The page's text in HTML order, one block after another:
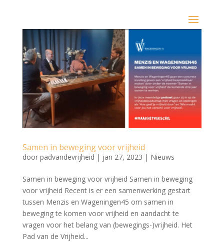
Samen in beweging voor vrijheid
door padvandevrijheid | jan 27, 2023 | Nieuws
Samen in beweging voor vrijheid Samen in beweging
voor vrijheid Recent is er een samenwerking gestart
tussen Menzis en Wageningen45 om samen in
beweging te komen voor vrijheid en aandacht te
vragen voor het belang van (bewegings-)vrijheid. Het
Pad van de Vrijheid...